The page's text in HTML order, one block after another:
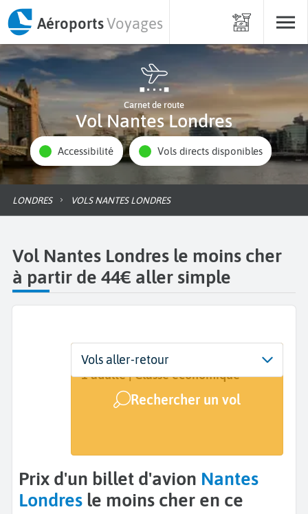
AéroportsVoyages
Carnet de route
Vol Nantes Londres
Accessibilité Vols directs disponibles
LONDRES VOLS NANTES LONDRES
Vol Nantes Londres le moins cher
à partir de 44€ aller simple
Départ
Nantes (NTE)
Dates
12 sept. - 16 sept.
Voyageurs | Classe
1 adulte | Classe économique
Rechercher un vol
Vols aller-retour
Prix d'un billet d'avion Nantes
Londres le moins cher en ce